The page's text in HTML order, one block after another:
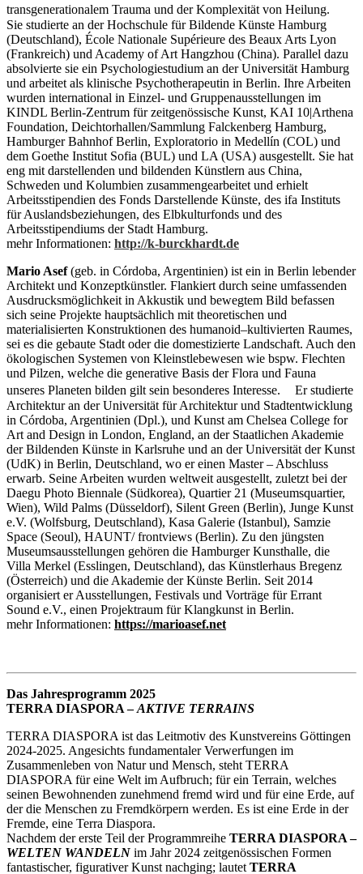
transgenerationalem Trauma und der Komplexität von Heilung.
Sie studierte an der Hochschule für Bildende Künste Hamburg
(Deutschland), École Nationale Supérieure des Beaux Arts Lyon
(Frankreich) und Academy of Art Hangzhou (China). Parallel dazu
absolvierte sie ein Psychologiestudium an der Universität Hamburg
und arbeitet als klinische Psychotherapeutin in Berlin. Ihre Arbeiten
wurden international in Einzel- und Gruppenausstellungen im
KINDL Berlin-Zentrum für zeitgenössische Kunst, KAI 10|Arthena
Foundation, Deichtorhallen/Sammlung Falckenberg Hamburg,
Hamburger Bahnhof Berlin, Exploratorio in Medellín (COL) und
dem Goethe Institut Sofia (BUL) und LA (USA) ausgestellt. Sie hat
eng mit darstellenden und bildenden Künstlern aus China,
Schweden und Kolumbien zusammengearbeitet und erhielt
Arbeitsstipendien des Fonds Darstellende Künste, des ifa Instituts
für Auslandsbeziehungen, des Elbkulturfonds und des
Arbeitsstipendiums der Stadt Hamburg.
mehr Informationen: http://k-burckhardt.de
Mario Asef(geb. in Córdoba, Argentinien) ist ein in Berlin lebender
Architekt und Konzeptkünstler. Flankiert durch seine umfassenden
Ausdrucksmöglichkeit in Akkustik und bewegtem Bild befassen
sich seine Projekte hauptsächlich mit theoretischen und
materialisierten Konstruktionen des humanoid–kultivierten Raumes,
sei es die gebaute Stadt oder die domestizierte Landschaft. Auch den
ökologischen Systemen von Kleinstlebewesen wie bspw. Flechten
und Pilzen, welche die generative Basis der Flora und Fauna
unseres Planeten bilden gilt sein besonderes Interesse. Er studierte
Architektur an der Universität für Architektur und Stadtentwicklung
in Córdoba, Argentinien (Dpl.), und Kunst am Chelsea College for
Art and Design in London, England, an der Staatlichen Akademie
der Bildenden Künste in Karlsruhe und an der Universität der Kunst
(UdK) in Berlin, Deutschland, wo er einen Master – Abschluss
erwarb. Seine Arbeiten wurden weltweit ausgestellt, zuletzt bei der
Daegu Photo Biennale (Südkorea), Quartier 21 (Museumsquartier,
Wien), Wild Palms (Düsseldorf), Silent Green (Berlin), Junge Kunst
e.V. (Wolfsburg, Deutschland), Kasa Galerie (Istanbul), Samzie
Space (Seoul), HAUNT/ frontviews (Berlin). Zu den jüngsten
Museumsausstellungen gehören die Hamburger Kunsthalle, die
Villa Merkel (Esslingen, Deutschland), das Künstlerhaus Bregenz
(Österreich) und die Akademie der Künste Berlin. Seit 2014
organisiert er Ausstellungen, Festivals und Vorträge für Errant
Sound e.V., einen Projektraum für Klangkunst in Berlin.
mehr Informationen: https://marioasef.net
Das Jahresprogramm 2025
TERRA DIASPORA –AKTIVE TERRAINS
TERRA DIASPORA ist das Leitmotiv des Kunstvereins Göttingen
2024-2025. Angesichts fundamentaler Verwerfungen im
Zusammenleben von Natur und Mensch, steht TERRA
DIASPORA für eine Welt im Aufbruch; für ein Terrain, welches
seinen Bewohnenden zunehmend fremd wird und für eine Erde, auf
der die Menschen zu Fremdkörpern werden. Es ist eine Erde in der
Fremde, eine Terra Diaspora.
Nachdem der erste Teil der Programmreihe TERRA DIASPORA –
WELTEN WANDELN im Jahr 2024 zeitgenössischen Formen
fantastischer, figurativer Kunst nachging; lautet TERRA